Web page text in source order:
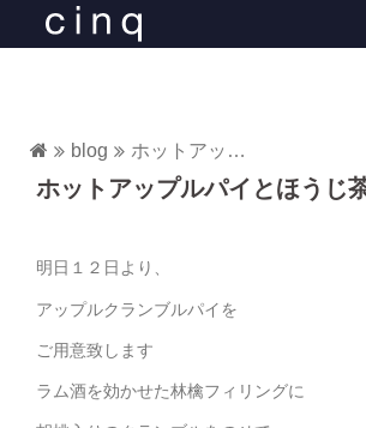
blog ホットアップルパイとほうじ茶ラテ
ホットアップルパイとほうじ
明日１２日より、
アップルクランブルパイを
ご用意致します
ラム酒を効かせた林檎フィリングに